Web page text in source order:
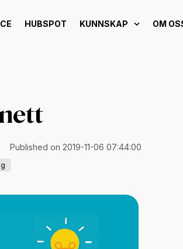
HUBSPOT KUNNSKAP OM
Published on 2019-11-06 07:44:00